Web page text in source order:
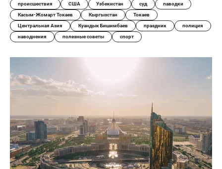
происшествия США Узбекистан суд
паводки
Касым-Жомарт Токаев
Кыргызстан
Токаев
Центральная Азия
Куандык Бишимбаев праздник
полиция
наводнения
полезные советы спорт